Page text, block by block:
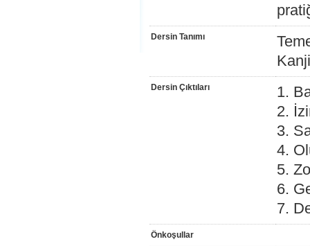
Dersin Tanımı
Dersin Çıktıları
1.
2.
3.
4.
5.
6.
7.
Önkoşullar